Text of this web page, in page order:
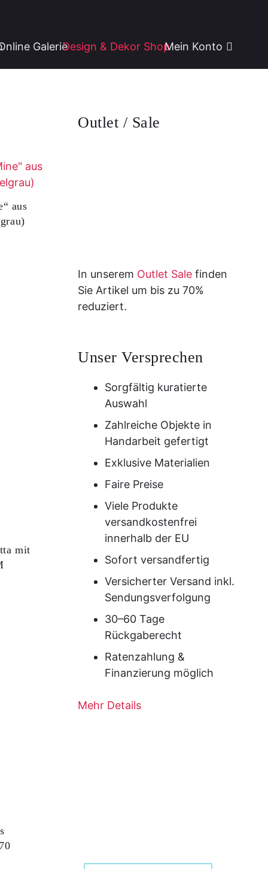
GalerieDesign & Dekor ShopMein Konto
aus
mit
Outlet / Sale
In unserem Outlet Sale finden
Sie Artikel um bis zu 70%
reduziert.
Unser Versprechen
Sorgfältig kuratierte
Auswahl
Zahlreiche Objekte in
Handarbeit gefertigt
Exklusive Materialien
Faire Preise
Viele Produkte
versandkostenfrei
innerhalb der EU
Sofort versandfertig
Versicherter Versand inkl.
Sendungsverfolgung
30–60 Tage
Rückgaberecht
Ratenzahlung &
Finanzierung möglich
Mehr Details